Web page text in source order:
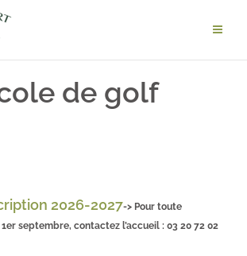
de golf
2026-2027-> Pour toute
septembre, contactez l’accueil : 03 20 72 02